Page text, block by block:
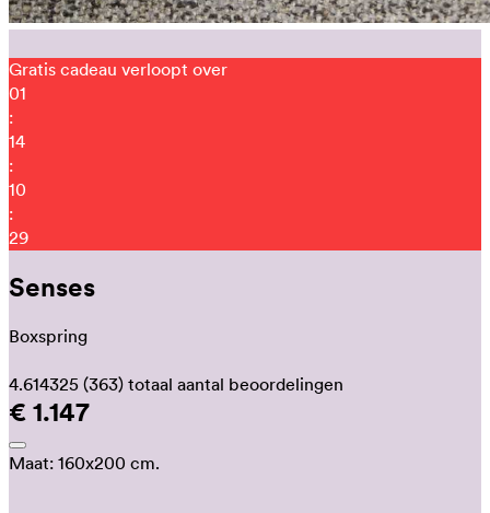
Gratis cadeau verloopt over
01
:
14
:
10
:
24
Senses
Boxspring
4.614325 (363) totaal aantal beoordelingen
€ 1.147
Maat: 160x200 cm.